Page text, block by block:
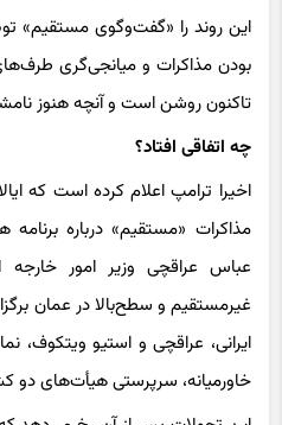
این روند را «گفت‌وگوی مستقیم»
بودن مذاکرات و میانجی‌گری طرف‌های
تاکنون روشن است و آنچه هنوز
چه اتفاقی افتاد؟
اخیرا ترامپ اعلام کرده است که
مذاکرات «مستقیم» درباره
عباس عراقچی وزیر امور خارجه
غیرمستقیم و سطح‌بالا در عمان
ایرانی، عراقچی و استیو ویتکوف،
خاورمیانه، سرپرستی هیأت‌های دو